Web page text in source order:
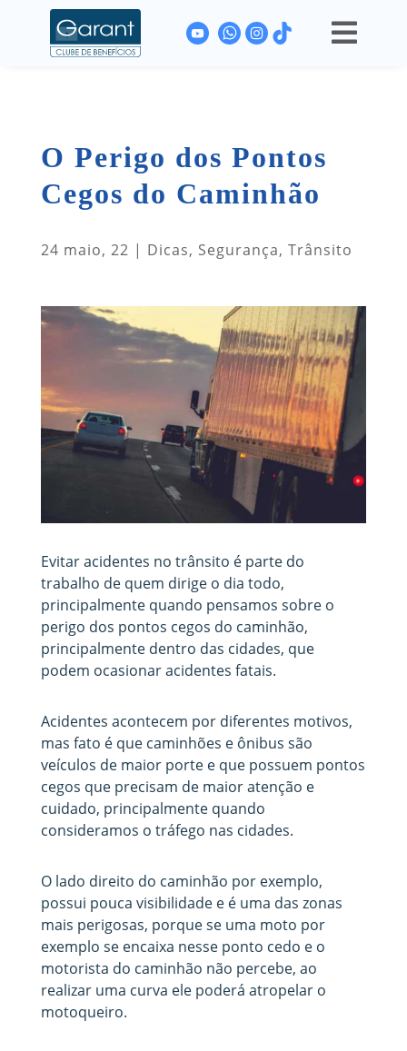

O Perigo dos Pontos
Cegos do Caminhão
24 maio, 22 | Dicas, Segurança, Trânsito
Evitar acidentes no trânsito é parte do
trabalho de quem dirige o dia todo,
principalmente quando pensamos sobre o
perigo dos pontos cegos do caminhão,
principalmente dentro das cidades, que
podem ocasionar acidentes fatais.
Acidentes acontecem por diferentes motivos,
mas fato é que caminhões e ônibus são
veículos de maior porte e que possuem pontos
cegos que precisam de maior atenção e
cuidado, principalmente quando
consideramos o tráfego nas cidades.
O lado direito do caminhão por exemplo,
possui pouca visibilidade e é uma das zonas
mais perigosas, porque se uma moto por
exemplo se encaixa nesse ponto cedo e o
motorista do caminhão não percebe, ao
realizar uma curva ele poderá atropelar o
motoqueiro.